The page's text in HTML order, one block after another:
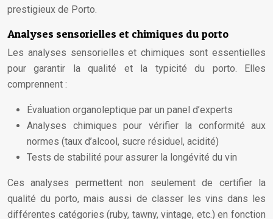
prestigieux de Porto.
Analyses sensorielles et chimiques du porto
Les analyses sensorielles et chimiques sont essentielles
pour garantir la qualité et la typicité du porto. Elles
comprennent :
Évaluation organoleptique par un panel d’experts
Analyses chimiques pour vérifier la conformité aux
normes (taux d’alcool, sucre résiduel, acidité)
Tests de stabilité pour assurer la longévité du vin
Ces analyses permettent non seulement de certifier la
qualité du porto, mais aussi de classer les vins dans les
différentes catégories (ruby, tawny, vintage, etc.) en fonction